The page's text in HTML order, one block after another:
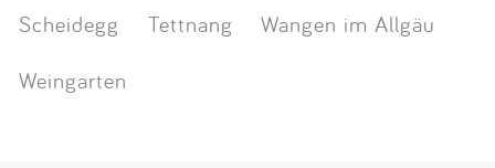
Scheidegg Tettnang
Wangen im Allgäu
Weingarten